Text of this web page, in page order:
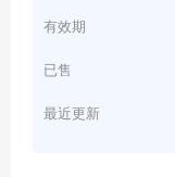
有效期
已售
最近更新